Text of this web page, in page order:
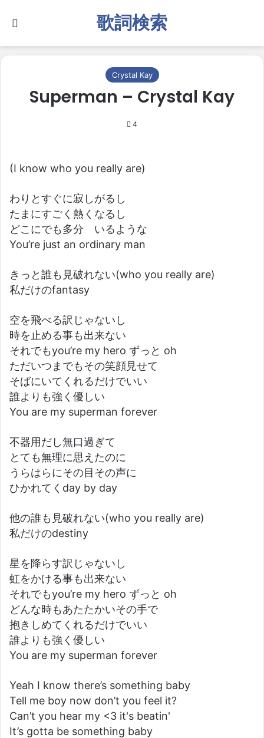
歌詞検索
Crystal Kay
Superman – Crystal Kay
4
(I know who you really are)
わりとすぐに寂しがるし
たまにすごく熱くなるし
どこにでも多分 いるような
You’re just an ordinary man
きっと誰も見破れない(who you really are)
私だけのfantasy
空を飛べる訳じゃないし
時を止める事も出来ない
それでもyou’re my hero ずっと oh
ただいつまでもその笑顔見せて
そばにいてくれるだけでいい
誰よりも強く優しい
You are my superman forever
不器用だし無口過ぎて
とても無理に思えたのに
うらはらにその目その声に
ひかれてくday by day
他の誰も見破れない(who you really are)
私だけのdestiny
星を降らす訳じゃないし
虹をかける事も出来ない
それでもyou’re my hero ずっと oh
どんな時もあたたかいその手で
抱きしめてくれるだけでいい
誰よりも強く優しい
You are my superman forever
Yeah I know there’s something baby
Tell me boy now don’t you feel it?
Can’t you hear my <3 it's beatin'
It’s gotta be something baby